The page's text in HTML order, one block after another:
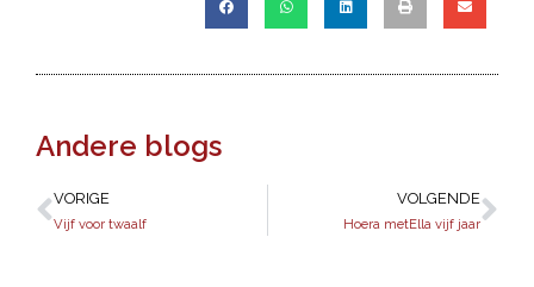
Andere blogs
VORIGE
Vijf voor twaalf
VOLGENDE
Hoera metElla vijf jaar